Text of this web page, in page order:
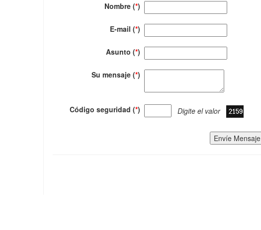
Nombre (*)
E-mail (*)
Asunto (*)
Su mensaje (*)
Código seguridad (*) Digite el valor
Envíe Mensaje